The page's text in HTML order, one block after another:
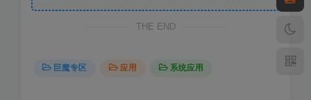
THE END
巨魔专区 应用 系统应用